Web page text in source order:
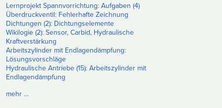
Lernprojekt Spannvorrichtung: Aufgaben (4)
Überdruckventil: Fehlerhafte Zeichnung
Dichtungen (2): Dichtungselemente
Wikilogie (2): Sensor, Carbid, Hydraulische
Kraftverstärkung
Arbeitszylinder mit Endlagendämpfung:
Lösungsvorschläge
Hydraulische Antriebe (15): Arbeitszylinder mit
Endlagendämpfung
mehr …